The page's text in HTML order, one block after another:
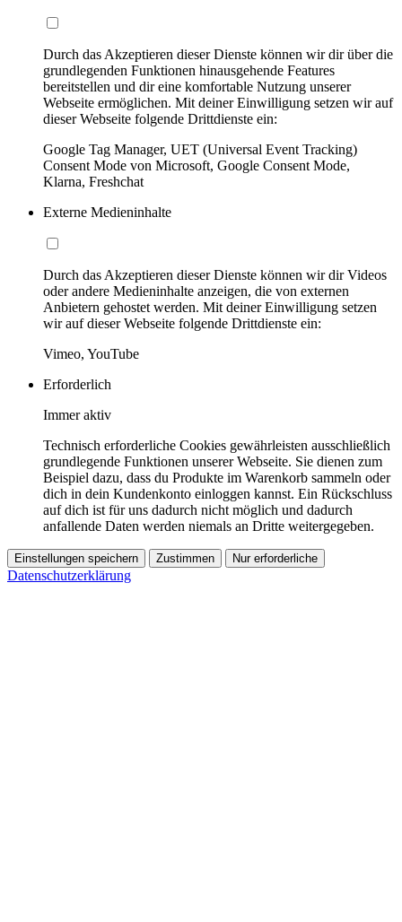
Durch das Akzeptieren dieser Dienste können wir dir über die
grundlegenden Funktionen hinausgehende Features
bereitstellen und dir eine komfortable Nutzung unserer
Webseite ermöglichen. Mit deiner Einwilligung setzen wir auf
dieser Webseite folgende Drittdienste ein:
Google Tag Manager, UET (Universal Event Tracking)
Consent Mode von Microsoft, Google Consent Mode,
Klarna, Freshchat
Externe Medieninhalte
Durch das Akzeptieren dieser Dienste können wir dir Videos
oder andere Medieninhalte anzeigen, die von externen
Anbietern gehostet werden. Mit deiner Einwilligung setzen
wir auf dieser Webseite folgende Drittdienste ein:
Vimeo, YouTube
Erforderlich
Immer aktiv
Technisch erforderliche Cookies gewährleisten ausschließlich
grundlegende Funktionen unserer Webseite. Sie dienen zum
Beispiel dazu, dass du Produkte im Warenkorb sammeln oder
dich in dein Kundenkonto einloggen kannst. Ein Rückschluss
auf dich ist für uns dadurch nicht möglich und dadurch
anfallende Daten werden niemals an Dritte weitergegeben.
Einstellungen speichern Zustimmen Nur erforderliche
Datenschutzerklärung